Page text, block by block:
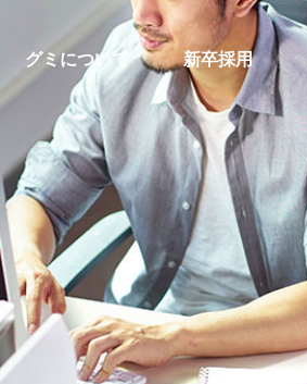
グミについて 新卒採用